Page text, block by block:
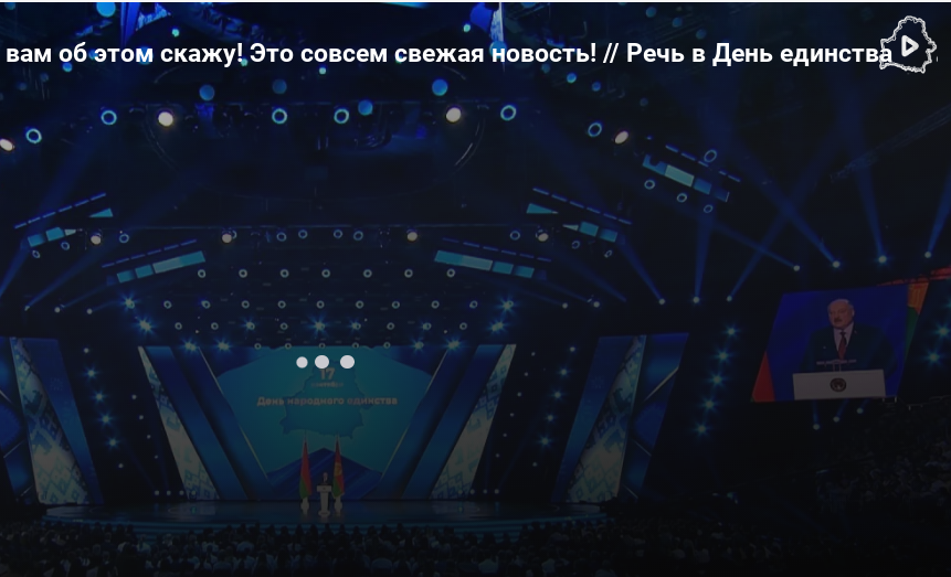
об этом скажу! Это совсем свежая новость! // Речь в День единства